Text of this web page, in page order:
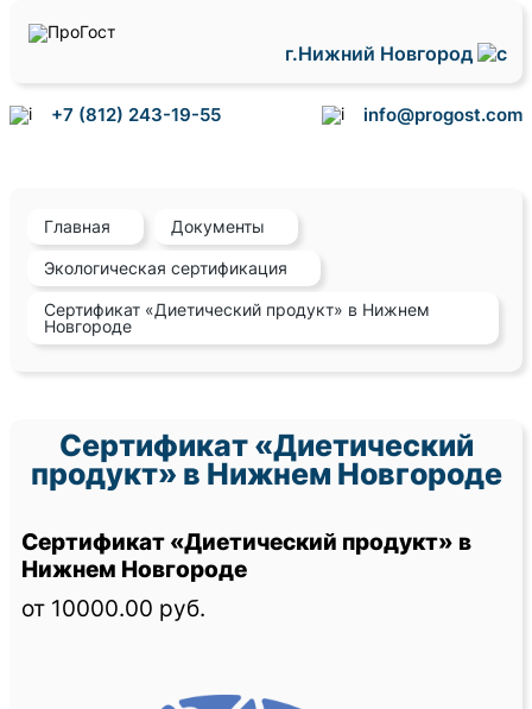
г.Нижний Новгород
+7 (812) 243-19-55 info@progost.com
Главная Документы
Экологическая сертификация
Сертификат «Диетический продукт» в Нижнем
Новгороде
Сертификат «Диетический
продукт» в Нижнем Новгороде
Сертификат «Диетический продукт» в
Нижнем Новгороде
от 10000.00 руб.